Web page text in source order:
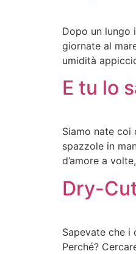
Dopo un lungo
giornate al
umidità
E tu lo
Siamo nate coi
spazzole in
d’amore a
Dry-
Sapevate che
Perché?